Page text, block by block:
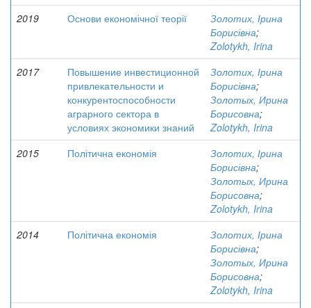
2019
Основи економічної теорії
Золотих, Ірина
Борисівна;
Zolotykh, Irina
2017
Повышение инвестиционной
привлекательности и
конкурентоспособности
аграрного сектора в
условиях экономики знаний
Золотих, Ірина
Борисівна;
Золотых, Ирина
Борисовна;
Zolotykh, Irina
2015
Політична економія
Золотих, Ірина
Борисівна;
Золотых, Ирина
Борисовна;
Zolotykh, Irina
2014
Політична економія
Золотих, Ірина
Борисівна;
Золотых, Ирина
Борисовна;
Zolotykh, Irina